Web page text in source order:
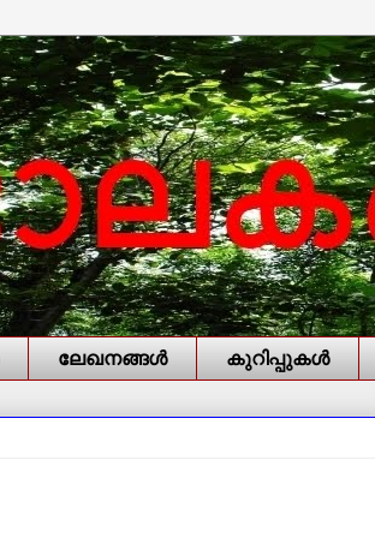
ലേഖനങ്ങള്‍ കുറിപ്പുകള്‍